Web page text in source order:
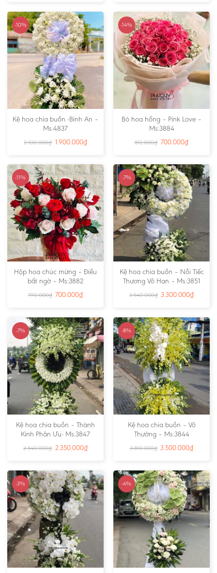
-10%
Kệ hoa chia buồn -Bình An –
Ms:4837
2.100.000₫ 1.900.000₫
-14%
Bó hoa hồng – Pink Love –
Ms:3884
812.000₫ 700.000₫
-11%
Hộp hoa chúc mừng – Điều
bất ngờ – Ms:3882
790.000₫ 700.000₫
-7%
Kệ hoa chia buồn – Nỗi Tiếc
Thương Vô Hạn – Ms:3851
3.540.000₫ 3.300.000₫
-7%
Kệ hoa chia buồn – Thành
Kính Phân Ưu- Ms:3847
2.540.000₫ 2.350.000₫
-8%
Kệ hoa chia buồn – Vô
Thường – Ms:3844
3.810.000₫ 3.500.000₫
-3% -4%